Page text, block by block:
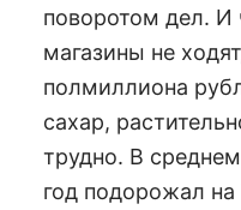
поворотом дел. И
магазины не
полмиллиона
сахар,
трудно. В
год подорожал на